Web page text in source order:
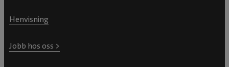
Henvisning
Jobb hos oss >